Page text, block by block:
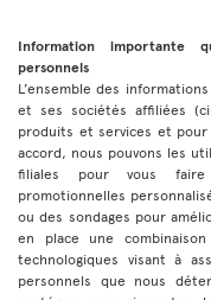
Information importante
personnels
L’ensemble des
et ses sociétés affiliées
produits et services et pour
accord, nous pouvons les
filiales pour vous faire
promotionnelles
ou des sondages pour
en place une
technologiques visant à
personnels que nous